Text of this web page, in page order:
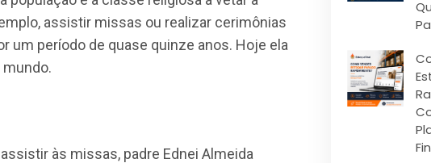
assistir missas ou realizar cerimônias
um período de quase quinze anos. Hoje ela
às missas, padre Ednei Almeida